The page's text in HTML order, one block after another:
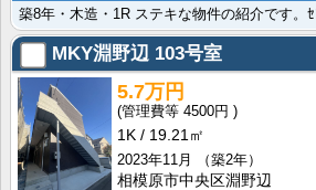
MKY淵野辺 103号室
5.7万円
4500円
1K
19.21㎡
2023年11月
（築2年）
相模原市中央区淵野辺